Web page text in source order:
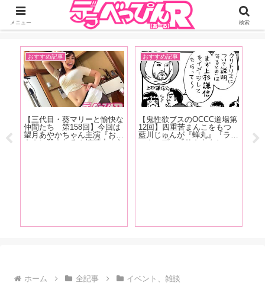
ジーオーティーが運営するちょっとHなニュースサイ。サイト内のリンクには
DMMアフィリエイトが含まれているものがあります
おすすめ記事
【三代目・葵マリーと愉快な
仲間たち 第158回】今回は
望月あやかちゃん主演『お母
さんに殺される！搾精止まら
おすすめ記事
【鬼性欲ブスのOCCC道場第
12回】四重苦まんこをもつ
藍川じゅんが『蝉丸』『ラバ
ーカップ』『サカナクショ
河
は
ホーム 全記事 イベント、雑談
メニュー 検索